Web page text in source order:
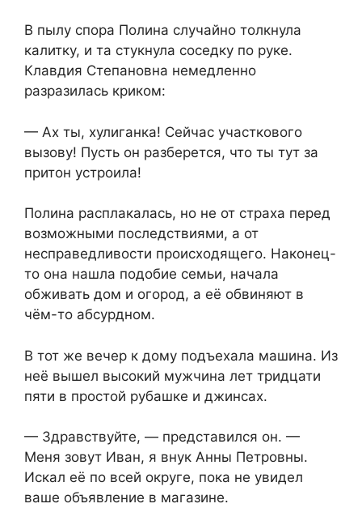
В пылу спора Полина случайно толкнула
калитку, и та стукнула соседку по руке.
Клавдия Степановна немедленно
разразилась криком:
— Ах ты, хулиганка! Сейчас участкового
вызову! Пусть он разберется, что ты тут за
притон устроила!
Полина расплакалась, но не от страха перед
возможными последствиями, а от
несправедливости происходящего. Наконец-
то она нашла подобие семьи, начала
обживать дом и огород, а её обвиняют в
чём-то абсурдном.
В тот же вечер к дому подъехала машина. Из
неё вышел высокий мужчина лет тридцати
пяти в простой рубашке и джинсах.
— Здравствуйте, — представился он. —
Меня зовут Иван, я внук Анны Петровны.
Искал её по всей округе, пока не увидел
ваше объявление в магазине.